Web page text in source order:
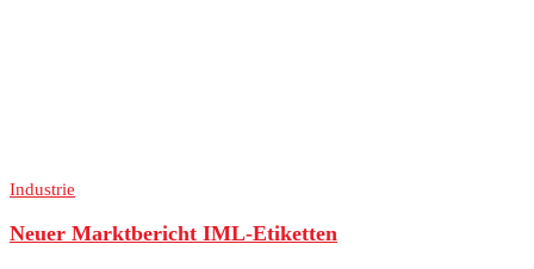
Industrie
Neuer Marktbericht IML-Etiketten